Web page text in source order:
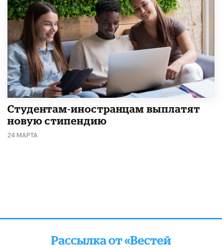
Студентам-иностранцам выплатят
новую стипендию
24 МАРТА
Рассылка от «Вестей